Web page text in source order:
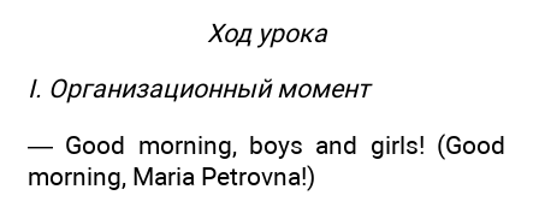
Ход урока
I. Организационный момент
— Good morning, boys and girls! (Good
morning, Maria Petrovna!)